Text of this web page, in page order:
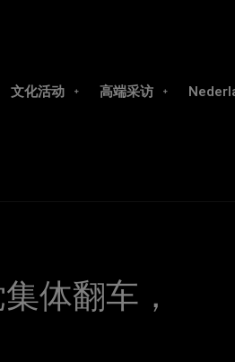
文化活动 高端采访
体翻车，